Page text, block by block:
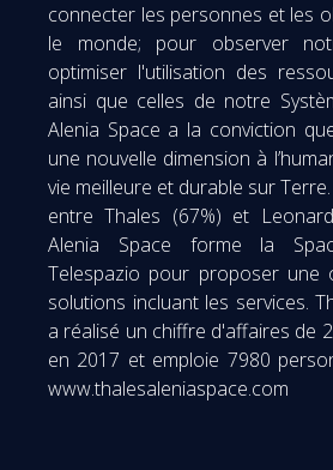
connecter les personnes et les
le monde; pour observer
optimiser l'utilisation des
ainsi que celles de notre
Alenia Space a la conviction
une nouvelle dimension à
vie meilleure et durable sur
entre Thales (67%) et
Alenia Space forme la
Telespazio pour proposer une
solutions incluant les services.
a réalisé un chiffre d'affaires de
en 2017 et emploie 7980
www.thalesaleniaspace.com